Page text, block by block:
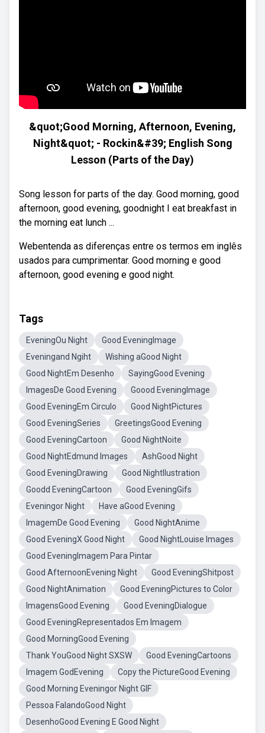
&quot;Good Morning, Afternoon, Evening,
Night&quot; - Rockin&#39; English Song
Lesson (Parts of the Day)
Song lesson for parts of the day. Good morning, good
afternoon, good evening, goodnight I eat breakfast in
the morning eat lunch ...
Webentenda as diferenças entre os termos em inglês
usados para cumprimentar. Good morning e good
afternoon, good evening e good night.
Tags
EveningOu Night
Good EveningImage
Eveningand Ngiht
Wishing aGood Night
Good NightEm Desenho
SayingGood Evening
ImagesDe Good Evening
Goood EveningImage
Good EveningEm Circulo
Good NightPictures
Good EveningSeries
GreetingsGood Evening
Good EveningCartoon
Good NightNoite
Good NightEdmund Images
AshGood Night
Good EveningDrawing
Good NightIlustration
Goodd EveningCartoon
Good EveningGifs
Eveningor Night
Have aGood Evening
ImagemDe Good Evening
Good NightAnime
Good EveningX Good Night
Good NightLouise Images
Good EveningImagem Para Pintar
Good AfternoonEvening Night
Good EveningShitpost
Good NightAnimation
Good EveningPictures to Color
ImagensGood Evening
Good EveningDialogue
Good EveningRepresentados Em Imagem
Good MorningGood Evening
Thank YouGood Night SXSW
Good EveningCartoons
Imagem GodEvening
Copy the PictureGood Evening
Good Morning Eveningor Night GIF
Pessoa FalandoGood Night
DesenhoGood Evening E Good Night